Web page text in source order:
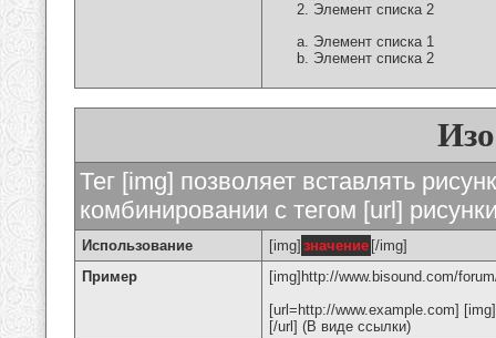
Элемент списка 2
Элемент списка 1
Элемент списка 2
Тег [img] позволяет вставлять
комбинировании с тегом [url]
Использование [img] значение [/img]
Пример
[img]http://www.bisound.com/
[url=http://www.example.com]
[/url] (В виде ссылки)